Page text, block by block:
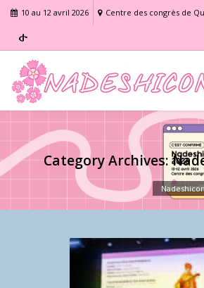
10 au 12 avril 2026 Centre des congrès de
Category Archives:
Nadeshicon